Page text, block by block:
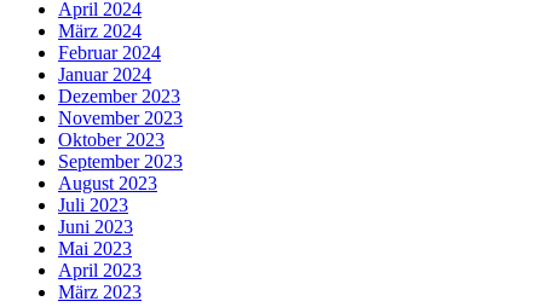
April 2024
März 2024
Februar 2024
Januar 2024
Dezember 2023
November 2023
Oktober 2023
September 2023
August 2023
Juli 2023
Juni 2023
Mai 2023
April 2023
März 2023